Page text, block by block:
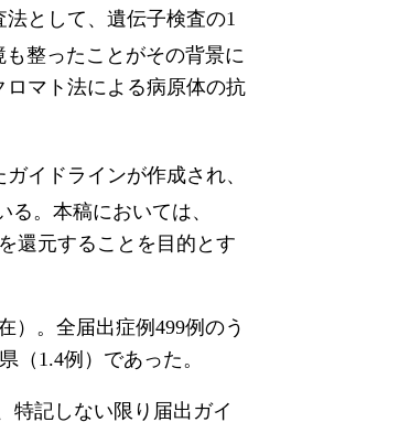
として、遺伝子検査の1
整ったことがその背景に
マト法による病原体の抗
イドラインが作成され、
る。本稿においては、
還元することを目的とす
）。全届出症例499例のう
（1.4例）であった。
特記しない限り届出ガイ